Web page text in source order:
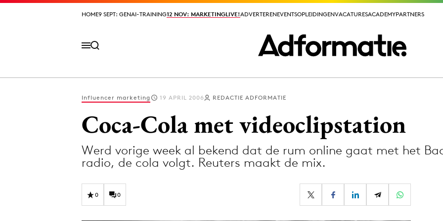
HOME9 SEPT: GENAI-TRAINING12 NOV: MARKETINGLIVE!ADVERTERENEVENTSOPLEIDINGENVACATURESACADEMYPARTNERS
HOME9 SEPT: GENAI-TRAINING12 NOV: MARKETINGLIVE!ADVERTERENEVENTSOPLEIDINGENVACATURESACADEMYPARTNERS
Merkstrategie
PR
Influencer marketing 19 APRIL 2006 REDACTIE ADFORMATIE
Coca-Cola met videoclipstation
Werd vorige week al bekend dat de rum online gaat met het
radio, de cola volgt. Reuters maakt de mix.
0 0